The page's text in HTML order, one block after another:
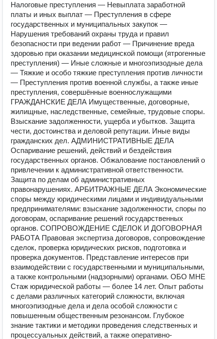
Налоговые преступления — Невыплата заработной
платы и иных выплат — Преступления в сфере
государственных и муниципальных закупок —
Нарушения требований охраны труда и правил
безопасности при ведении работ — Причинение вреда
здоровью при оказании медицинской помощи (ятрогенные
преступления) — Иные сложные и многоэпизодные дела
— Тяжкие и особо тяжкие преступления против личности
— Преступления против военной службы, а также иные
преступления, совершённые военнослужащими
ГРАЖДАНСКИЕ ДЕЛА Имущественные, договорные,
жилищные, наследственные, семейные, трудовые споры.
Взыскание задолженности, ущерба и убытков. Защита
чести, достоинства и деловой репутации. Иные виды
гражданских дел. АДМИНИСТРАТИВНЫЕ ДЕЛА
Оспаривание решений, действий и бездействия
государственных органов. Обжалование постановлений о
привлечении к административной ответственности.
Защита по делам об административных
правонарушениях. АРБИТРАЖНЫЕ ДЕЛА Экономические
споры между юридическими лицами и индивидуальными
предпринимателями: взыскание задолженности, споры по
договорам, оспаривание решений государственных
органов. СОПРОВОЖДЕНИЕ СДЕЛОК И ДОГОВОРНАЯ
РАБОТА Правовая экспертиза договоров, сопровождение
сделок, проверка юридических рисков, подготовка и
проверка документов. Представление интересов при
взаимодействии с государственными и муниципальными,
а также контрольными (надзорными) органами. ОБО МНЕ
Стаж юридической работы — более 14 лет. Опыт работы
с делами различных категорий сложности, включая
многоэпизодные дела и дела особой сложности с
повышенным общественным резонансом. Глубокое
знание тактики и методики проведения следственных и
процессуальных действий, а также оперативно-